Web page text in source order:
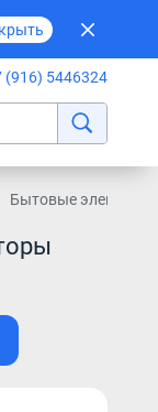
(916) 5446324
Бытовые